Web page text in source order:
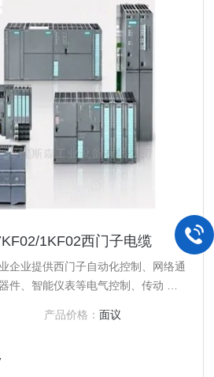
1KF02西门子电缆
企业提供西门子自动化控制、网络通
、智能仪表等电气控制、传动 产
品、技术和服务。
产品价格： 面议